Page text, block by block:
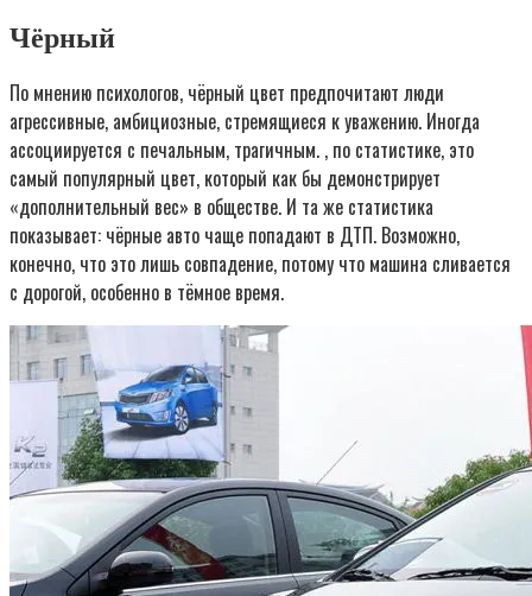
Чёрный
По мнению психологов, чёрный цвет предпочитают люди
агрессивные, амбициозные, стремящиеся к уважению. Иногда
ассоциируется с печальным, трагичным. , по статистике, это
самый популярный цвет, который как бы демонстрирует
«дополнительный вес» в обществе. И та же статистика
показывает: чёрные авто чаще попадают в ДТП. Возможно,
конечно, что это лишь совпадение, потому что машина сливается
с дорогой, особенно в тёмное время.